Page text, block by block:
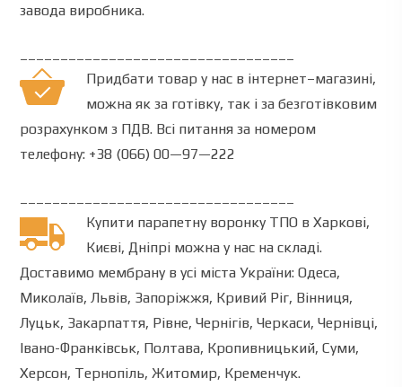
завода виробника.
Придбати товару нас в інтернет–магазині,
можнаяк за готівку, так і за безготівковим
розрахунком з ПДВ. Всі питання за номером
телефону: +38 (066) 00—97—222
Купити парапетну воронку ТПО в Харкові,
Києві, Дніпрі можна у нас на складі.
Доставимо мембрану в усі міста України: Одеса,
Миколаїв, Львів, Запоріжжя, Кривий Ріг, Вінниця,
Луцьк, Закарпаття, Рівне, Чернігів, Черкаси, Чернівці,
Івано-Франківськ, Полтава, Кропивницький, Суми,
Херсон, Тернопіль, Житомир, Кременчук.